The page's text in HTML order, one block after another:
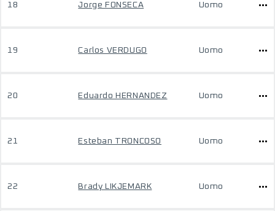
18 Jorge FONSECA Uomo
19 Carlos VERDUGO Uomo
20 Eduardo HERNANDEZ Uomo
21 Esteban TRONCOSO Uomo
22 Brady LIKJEMARK Uomo